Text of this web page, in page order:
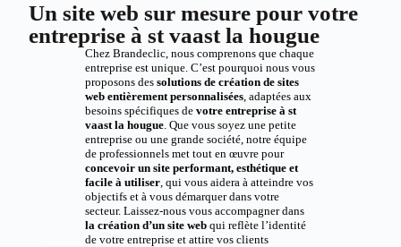
Un site web sur mesure pour votre
entreprise à st vaast la hougue
Chez Brandeclic, nous comprenons que chaque
entreprise est unique. C’est pourquoi nous vous
proposons des solutions de création de sites
web entièrement personnalisées, adaptées aux
besoins spécifiques de votre entreprise à st
vaast la hougue. Que vous soyez une petite
entreprise ou une grande société, notre équipe
de professionnels met tout en œuvre pour
concevoir un site performant, esthétique et
facile à utiliser, qui vous aidera à atteindre vos
objectifs et à vous démarquer dans votre
secteur. Laissez-nous vous accompagner dans
la création d’un site webqui reflète l’identité
de votre entreprise et attire vos clients